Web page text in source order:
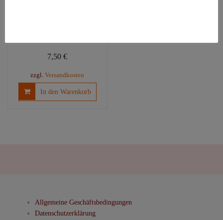
7,50€
zzgl.Versandkosten
In den Warenkorb
Allgemeine Geschäftsbedingungen
Datenschutzerklärung